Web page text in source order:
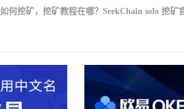
何挖矿，挖矿教程在哪？SeekChain solo 挖矿